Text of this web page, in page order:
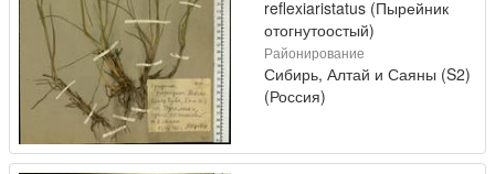
reflexiaristatus (Пырейник
отогнутоостый)
Районирование
Сибирь, Алтай и Саяны (S2)
(Россия)